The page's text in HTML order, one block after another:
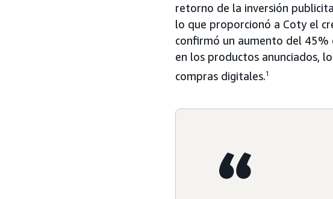
retorno de la inversión
lo que proporcionó a Coty el
confirmó un aumento del 45%
en los productos anunciados,
compras digitales.1